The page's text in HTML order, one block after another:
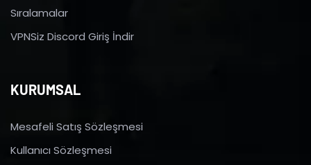
Sıralamalar
VPNSiz Discord Giriş İndir
KURUMSAL
Mesafeli Satış Sözleşmesi
Kullanıcı Sözleşmesi